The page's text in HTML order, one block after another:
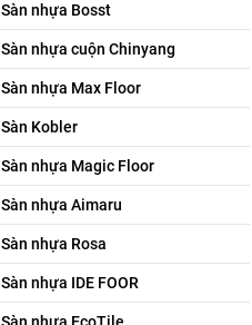
Sàn nhựa Bosst
Sàn nhựa cuộn Chinyang
Sàn nhựa Max Floor
Sàn Kobler
Sàn nhựa Magic Floor
Sàn nhựa Aimaru
Sàn nhựa Rosa
Sàn nhựa IDE FOOR